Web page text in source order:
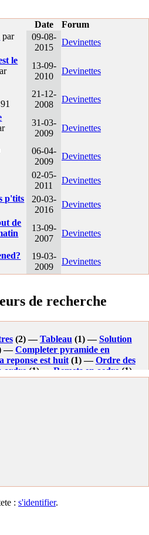
Date
Forum
par
09-08-
2015
Devinettes
le
13-09-
2010
Devinettes
21-12-
2008
Devinettes
31-03-
2009
Devinettes
06-04-
2009
Devinettes
02-05-
2011
Devinettes
p'tits
20-03-
2016
Devinettes
de
13-09-
2007
Devinettes
19-03-
2009
Devinettes
de recherche
(2) —Tableau (1) —Solution
—Completer pyramide en
reponse est huit(1) —Ordre des
ordre (1) — Remets en oedre (1) —
: s'identifier.